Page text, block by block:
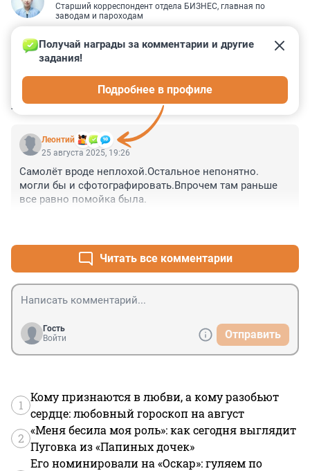
Старший корреспондент отдела БИЗНЕС, главная по
заводам и пароходам
КОММЕНТАРИИ 1
Леонтий
Получай награды за комментарии и другие
задания!
Подробнее в профиле
25 августа 2025, 19:26
Самолёт вроде неплохой.Остальное непонятно.
могли бы и сфотографировать.Впрочем там раньше
все равно помойка была.
Читать все комментарии
Гость
Войти
Отправить
1
Кому признаются в любви, а кому разобьют
сердце: любовный гороскоп на август
2
«Меня бесила моя роль»: как сегодня выглядит
Пуговка из «Папиных дочек»
Его номинировали на «Оскар»: гуляем по